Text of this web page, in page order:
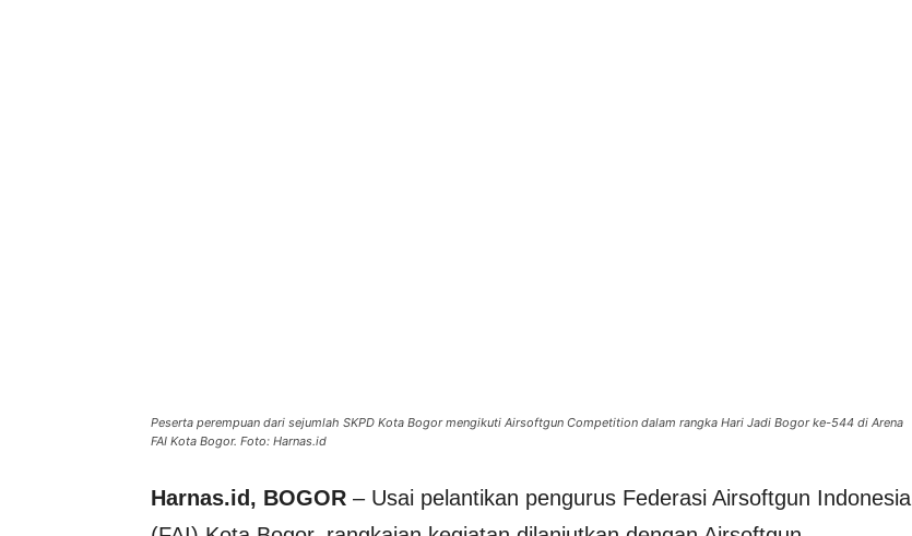
Peserta perempuan dari sejumlah SKPD Kota Bogor mengikuti Airsoftgun Competition dalam rangka Hari Jadi Bogor ke-544 di Arena
FAI Kota Bogor. Foto: Harnas.id
Harnas.id, BOGOR – Usai pelantikan pengurus Federasi Airsoftgun Indonesia